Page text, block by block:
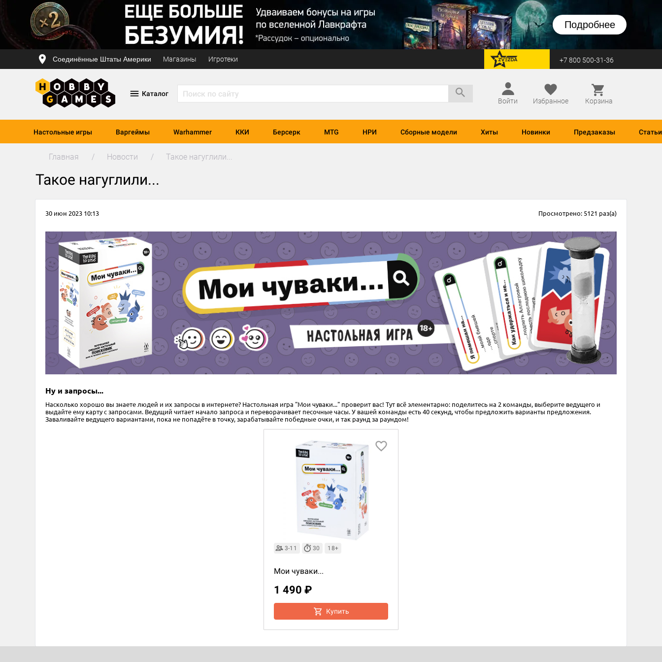
Подробнее
Соединённые Штаты Америки Магазины Игротеки перейти на Zvezda +7 800 500-31-36
Каталог
Войти
Избранное Корзина
Настольные игры Варгеймы Warhammer ККИ Берсерк MTG НРИ Сборные модели Хиты Новинки Предзаказы Статьи
Главная Новости Такое нагуглили...
Такое нагуглили...
30 июн 2023 10:13 Просмотрено: 5121 раз(а)
Ну и запросы...
Насколько хорошо вы знаете людей и их запросы в интернете? Настольная игра "Мои чуваки..." проверит вас! Тут всё элементарно: поделитесь на 2 команды, выберите ведущего и
выдайте ему карту с запросами. Ведущий читает начало запроса и переворачивает песочные часы. У вашей команды есть 40 секунд, чтобы предложить варианты предложения.
Заваливайте ведущего вариантами, пока не попадёте в точку, зарабатывайте победные очки, и так раунд за раундом!
3-11 30 18+
Мои чуваки...
1 490 ₽
Купить